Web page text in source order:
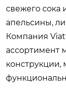
свежего сока
апельсины,
Компания
ассортимент
конструкции,